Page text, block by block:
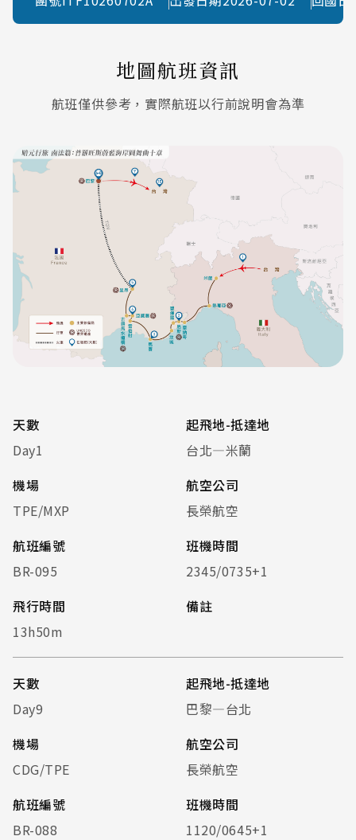
地圖航班資訊
航班僅供參考，實際航班以行前說明會為準
天數
Day1
起飛地-抵達地
台北—米蘭
機場
TPE/MXP
航空公司
長榮航空
航班編號
BR-095
班機時間
2345/0735+1
飛行時間
13h50m
備註
天數
Day9
起飛地-抵達地
巴黎—台北
機場
CDG/TPE
航空公司
長榮航空
航班編號
BR-088
班機時間
1120/0645+1